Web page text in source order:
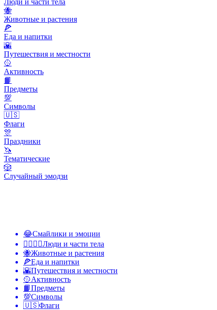
Люди и части тела
🐝
Животные и растения
🍕
Еда и напитки
🌇
Путешествия и местности
🥎
Активность
📙
Предметы
💯
Символы
🇺🇸
Флаги
🎊
Праздники
🦄
Тематические
🎲
Случайный эмодзи
😂Смайлики и эмоции
👩‍❤️‍💋‍👨Люди и части тела
🐝Животные и растения
🍕Еда и напитки
🌇Путешествия и местности
🥎Активность
📙Предметы
💯Символы
🇺🇸Флаги